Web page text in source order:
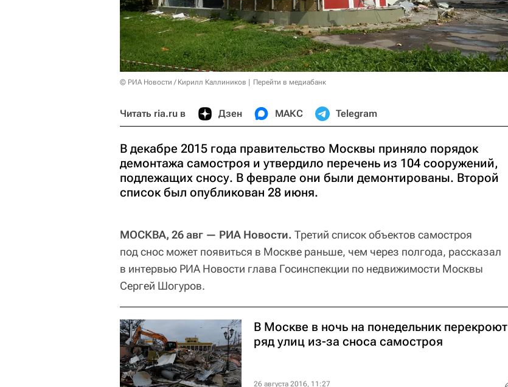
© РИА Новости / Кирилл Каллиников Перейти в медиабанк
Читать ria.ru в Дзен МАКС Telegram
В декабре 2015 года правительство Москвы приняло порядок
демонтажа самостроя и утвердило перечень из 104 сооружений,
подлежащих сносу. В феврале они были демонтированы. Второй
список был опубликован 28 июня.
МОСКВА, 26 авг — РИА Новости. Третий список объектов самостроя
под снос может появиться в Москве раньше, чем через полгода, рассказал
в интервью РИА Новости глава Госинспекции по недвижимости Москвы
Сергей Шогуров.
В Москве в ночь на понедельник перекроют
ряд улиц из-за сноса самостроя
26 августа 2016, 11:27